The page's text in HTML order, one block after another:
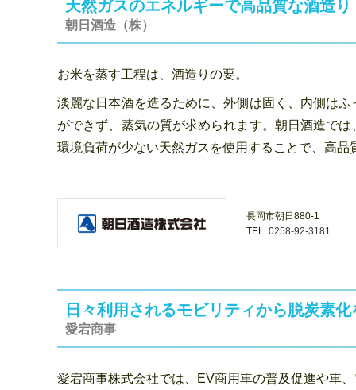
天然ガスのエネルギーで高品質な酒造り
朝日酒造（株）
お米を蒸す工程は、酒造りの要。
淡麗な日本酒を造るために、外側は固く、内側は
ができず、蒸気の質が求められます。朝日酒造で
環境負荷が少ない天然ガスを使用することで、高
長岡市朝日880-1
TEL. 0258-92-3181
日々利用されるモビリティから脱炭素
愛宕商事
愛宕商事株式会社では、EV商用車の普及促進や車